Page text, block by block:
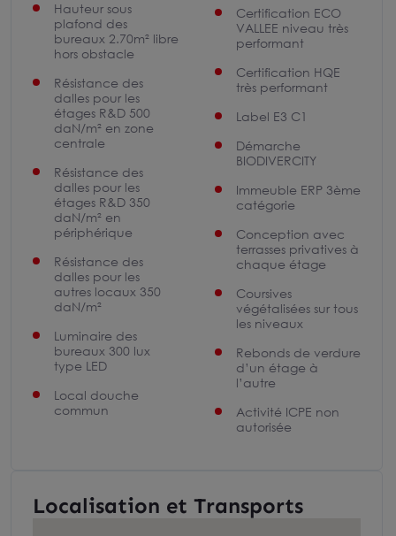
Hauteur sous
plafond des
bureaux 2.70m² libre
hors obstacle
Résistance des
dalles pour les
étages R&D 500
daN/m² en zone
centrale
Résistance des
dalles pour les
étages R&D 350
daN/m² en
périphérique
Résistance des
dalles pour les
autres locaux 350
daN/m²
Luminaire des
bureaux 300 lux
type LED
Local douche
commun
Certification ECO
VALLEE niveau très
performant
Certification HQE
très performant
Label E3 C1
Démarche
BIODIVERCITY
Immeuble ERP 3ème
catégorie
Conception avec
terrasses privatives à
chaque étage
Coursives
végétalisées sur tous
les niveaux
Rebonds de verdure
d’un étage à
l’autre
Activité ICPE non
autorisée
Localisation et Transports